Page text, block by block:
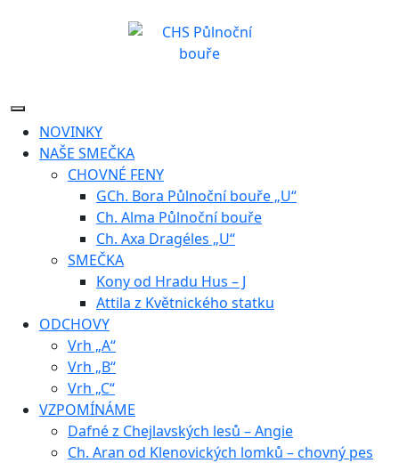
NOVINKY
NAŠE SMEČKA
CHOVNÉ FENY
GCh. Bora Půlnoční bouře „U“
Ch. Alma Půlnoční bouře
Ch. Axa Dragéles „U“
SMEČKA
Kony od Hradu Hus – J
Attila z Květnického statku
ODCHOVY
Vrh „A“
Vrh „B“
Vrh „C“
VZPOMÍNÁME
Dafné z Chejlavských lesů – Angie
Ch. Aran od Klenovických lomků – chovný pes